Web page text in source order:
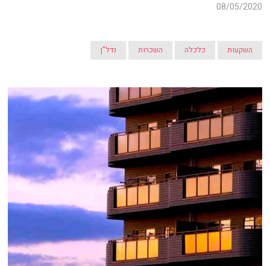
08/05/2020
השקעות כלכלה השכרות נדל"ן